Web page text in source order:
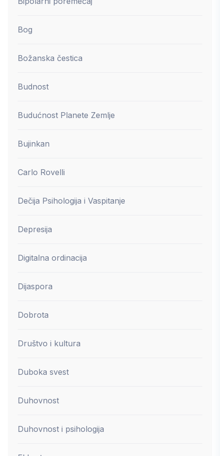
Bog
Božanska čestica
Budnost
Budućnost Planete Zemlje
Bujinkan
Carlo Rovelli
Dečija Psihologija i Vaspitanje
Depresija
Digitalna ordinacija
Dijaspora
Dobrota
Društvo i kultura
Duboka svest
Duhovnost
Duhovnost i psihologija